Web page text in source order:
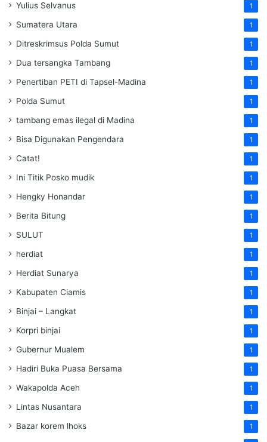
Yulius Selvanus 1
Sumatera Utara 1
Ditreskrimsus Polda Sumut 1
Dua tersangka Tambang 1
Penertiban PETI di Tapsel-Madina 1
Polda Sumut 1
tambang emas ilegal di Madina 1
Bisa Digunakan Pengendara 1
Catat! 1
Ini Titik Posko mudik 1
Hengky Honandar 1
Berita Bitung 1
SULUT 1
herdiat 1
Herdiat Sunarya 1
Kabupaten Ciamis 1
Binjai – Langkat 1
Korpri binjai 1
Gubernur Mualem 1
Hadiri Buka Puasa Bersama 1
Wakapolda Aceh 1
Lintas Nusantara 1
Bazar korem lhoks 1